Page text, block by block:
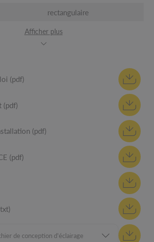
rectangulaire
Afficher plus
(pdf)
(pdf)
(pdf)
(pdf)